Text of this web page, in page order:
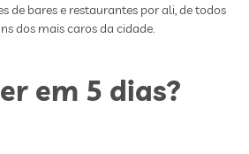
de bares e restaurantes por ali, de todos
dos mais caros da cidade.
em 5 dias?